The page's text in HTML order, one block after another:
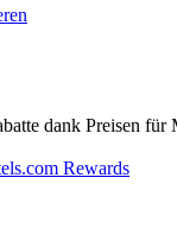
dank Preisen für
Rewards